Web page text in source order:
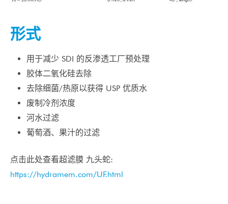
形式
用于减少 SDI 的反渗透工厂预处理
胶体二氧化硅去除
去除细菌/热原以获得 USP 优质水
废制冷剂浓度
河水过滤
葡萄酒、果汁的过滤
点击此处查看超滤膜 九头蛇:
https://hydramem.com/UF.html